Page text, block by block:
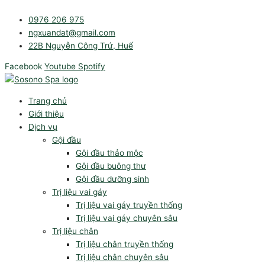
dung
0976 206 975
ngxuandat@gmail.com
22B Nguyễn Công Trứ, Huế
Facebook Youtube Spotify
Trang chủ
Giới thiệu
Dịch vụ
Gội đầu
Gội đầu thảo mộc
Gội đầu buông thư
Gội đầu dưỡng sinh
Trị liệu vai gáy
Trị liệu vai gáy truyền thống
Trị liệu vai gáy chuyên sâu
Trị liệu chân
Trị liệu chân truyền thống
Trị liệu chân chuyên sâu